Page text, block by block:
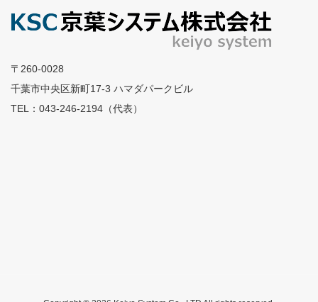
〒260-0028
千葉市中央区新町17-3 ハマダパークビル
TEL：043-246-2194（代表）